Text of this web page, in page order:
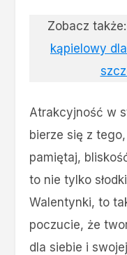
Zobacz także:
kąpielowy
Atrakcyjność w
bierze się z
pamiętaj,
to nie tylko
Walentynki, to
poczucie, że
dla siebie i